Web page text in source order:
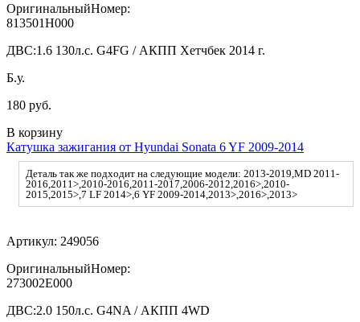
ОригинальныйНомер:
813501H000
ДВС:1.6 130л.с. G4FG / АКПП Хетчбек 2014 г.
Б.у.
180 руб.
В корзину
Катушка зажигания от Hyundai Sonata 6 YF 2009-2014
Деталь так же подходит на следующие модели: 2013-2019,MD 2011-
2016,2011>,2010-2016,2011-2017,2006-2012,2016>,2010-
2015,2015>,7 LF 2014>,6 YF 2009-2014,2013>,2016>,2013>
Артикул: 249056
ОригинальныйНомер:
273002E000
ДВС:2.0 150л.с. G4NA / АКПП 4WD